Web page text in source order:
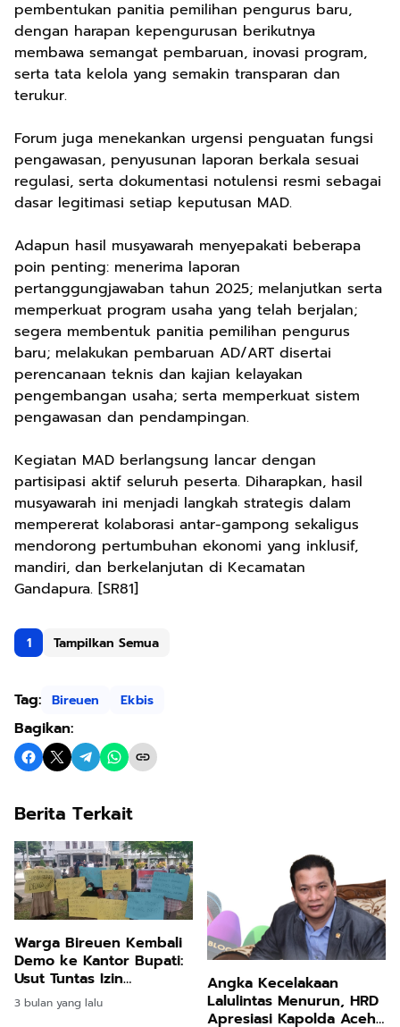
pembentukan panitia pemilihan pengurus baru,
dengan harapan kepengurusan berikutnya
membawa semangat pembaruan, inovasi program,
serta tata kelola yang semakin transparan dan
terukur.
Forum juga menekankan urgensi penguatan fungsi
pengawasan, penyusunan laporan berkala sesuai
regulasi, serta dokumentasi notulensi resmi sebagai
dasar legitimasi setiap keputusan MAD.
Adapun hasil musyawarah menyepakati beberapa
poin penting: menerima laporan
pertanggungjawaban tahun 2025; melanjutkan serta
memperkuat program usaha yang telah berjalan;
segera membentuk panitia pemilihan pengurus
baru; melakukan pembaruan AD/ART disertai
perencanaan teknis dan kajian kelayakan
pengembangan usaha; serta memperkuat sistem
pengawasan dan pendampingan.
Kegiatan MAD berlangsung lancar dengan
partisipasi aktif seluruh peserta. Diharapkan, hasil
musyawarah ini menjadi langkah strategis dalam
mempererat kolaborasi antar-gampong sekaligus
mendorong pertumbuhan ekonomi yang inklusif,
mandiri, dan berkelanjutan di Kecamatan
Gandapura. [SR81]
1 Tampilkan Semua
Tag: Bireuen Ekbis
Bagikan:
Berita Terkait
Warga Bireuen Kembali
Demo ke Kantor Bupati:
Usut Tuntas Izin
Perkebunan Sawit
3 bulan yang lalu
Angka Kecelakaan
Lalulintas Menurun, HRD
Apresiasi Kapolda Aceh